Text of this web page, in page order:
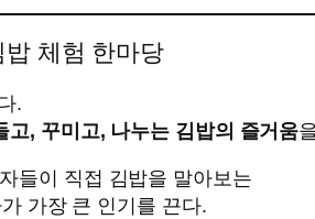
체험 한마당
.
고, 꾸미고, 나누는 김밥의 즐거움
들이 직접 김밥을 말아보는
가 가장 큰 인기를 끈다.